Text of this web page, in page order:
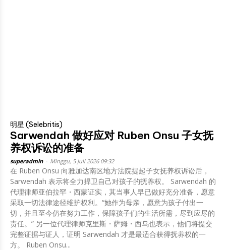
明星 (Selebritis)
Sarwendah 做好应对 Ruben Onsu 子女抚
养权诉讼的准备
superadmin Minggu, 5 Juli 2026 09:32
在 Ruben Onsu 向雅加达南区地方法院提起子女抚养权诉讼后，
Sarwendah 表示将全力捍卫自己对孩子的抚养权。 Sarwendah 的
代理律师亚伯拉罕・西蒙证实，其当事人早已做好充分准备，愿意
采取一切法律途径维护权利。“她作为母亲，愿意为孩子付出一
切，并且至今仍在努力工作，保障孩子们的生活所需，尽到应尽的
责任。” 另一位代理律师克里斯・萨姆・西乌也表示，他们将提交
完整证据与证人，证明 Sarwendah 才是最适合获得抚养权的一
方。 Ruben Onsu...